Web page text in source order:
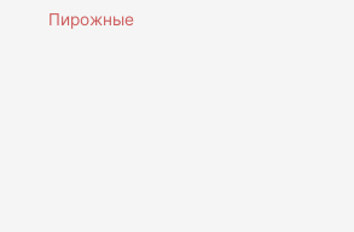
Пирожные